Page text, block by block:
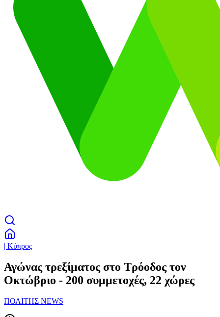
| Κύπρος
Αγώνας τρεξίματος στο Τρόοδος τον
Οκτώβριο - 200 συμμετοχές, 22 χώρες
ΠΟΛΙΤΗΣ NEWS